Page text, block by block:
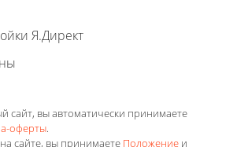
Я.Директ
сайт, вы автоматически принимаете
оферты.
сайте, вы принимаете Положение и